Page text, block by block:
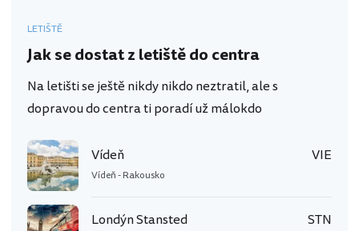
LETIŠTĚ
Jak se dostat z letiště do centra
Na letišti se ještě nikdy nikdo neztratil, ale s
dopravou do centra ti poradí už málokdo
Vídeň
Vídeň - Rakousko
VIE
Londýn Stansted STN